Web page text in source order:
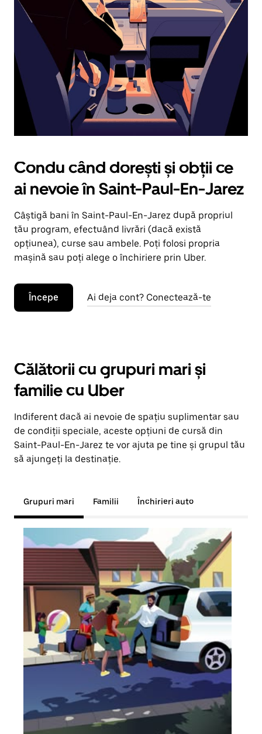
în
jos.
Închide
calendarul
apăsând
pe
butonul
Escape.
Condu când dorești și obții ce
ai nevoie în Saint-Paul-En-Jarez
Câștigă bani în Saint-Paul-En-Jarez după propriul
tău program, efectuând livrări (dacă există
opțiunea), curse sau ambele. Poți folosi propria
mașină sau poți alege o închiriere prin Uber.
Începe Ai deja cont? Conectează-te
Călătorii cu grupuri mari și
familie cu Uber
Indiferent dacă ai nevoie de spațiu suplimentar sau
de condiții speciale, aceste opțiuni de cursă din
Saint-Paul-En-Jarez te vor ajuta pe tine și grupul tău
să ajungeți la destinație.
Grupuri mari Familii Închirieri auto